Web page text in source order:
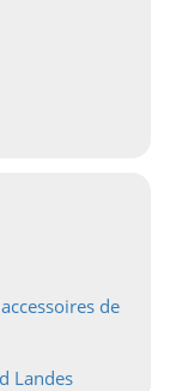
de
Landes